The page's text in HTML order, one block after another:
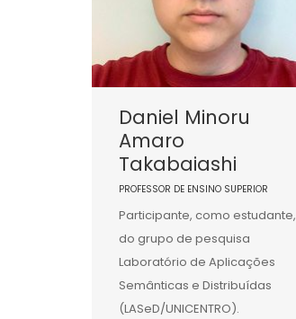
Daniel Minoru
Amaro
Takabaiashi
PROFESSOR DE ENSINO SUPERIOR
Participante, como estudante,
do grupo de pesquisa
Laboratório de Aplicações
Semânticas e Distribuídas
(LASeD/UNICENTRO).